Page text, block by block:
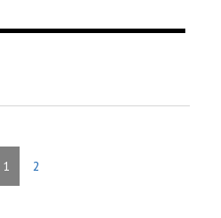
1 2